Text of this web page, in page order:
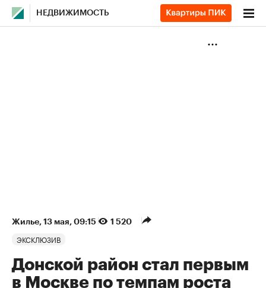
НЕДВИЖИМОСТЬ
Жилье⁠, 13 мая, 09:15 1 520
ЭКСКЛЮЗИВ
Донской район стал первым
в Москве по темпам роста